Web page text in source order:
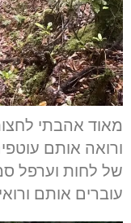
מאוד אהבתי
ורואה אותם
של לחות וערפל
עוברים אותם